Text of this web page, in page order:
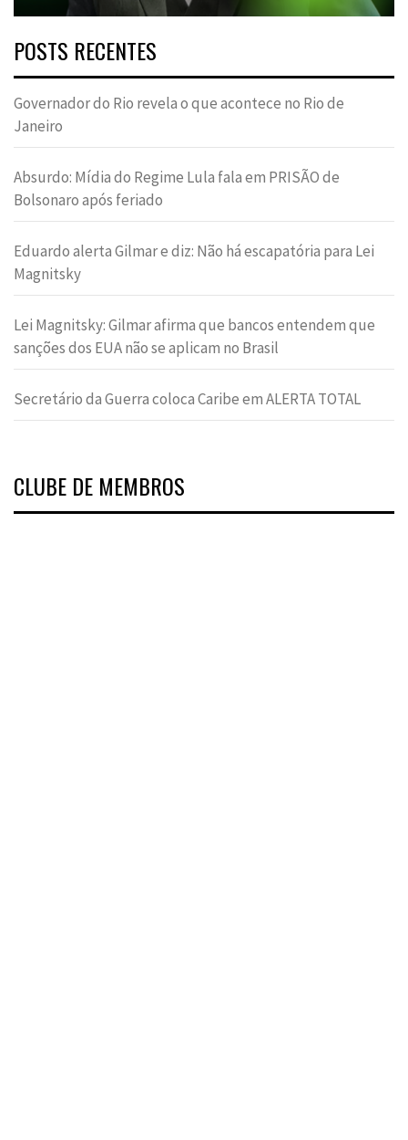
POSTS RECENTES
Governador do Rio revela o que acontece no Rio de
Janeiro
Absurdo: Mídia do Regime Lula fala em PRISÃO de
Bolsonaro após feriado
Eduardo alerta Gilmar e diz: Não há escapatória para Lei
Magnitsky
Lei Magnitsky: Gilmar afirma que bancos entendem que
sanções dos EUA não se aplicam no Brasil
Secretário da Guerra coloca Caribe em ALERTA TOTAL
CLUBE DE MEMBROS